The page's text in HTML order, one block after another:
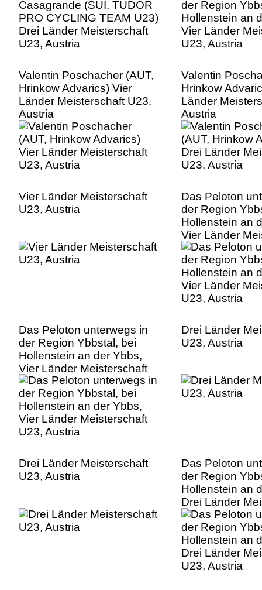
Valentin Poschacher (AUT,
Hrinkow Advarics) Vier
Länder Meisterschaft U23,
Austria
Valentin
Hrinkow
Länder
Austria
Vier Länder Meisterschaft
U23, Austria
Das Peloton
der Region
Hollenstein an
Vier Länder
U23, Austria
Das Peloton unterwegs in
der Region Ybbstal, bei
Hollenstein an der Ybbs,
Vier Länder Meisterschaft
U23, Austria
Drei Länder
U23, Austria
Drei Länder Meisterschaft
U23, Austria
Das Peloton
der Region
Hollenstein an
Drei Länder
U23, Austria